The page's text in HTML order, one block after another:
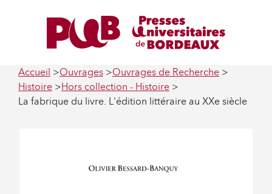
Accueil Ouvrages
Ouvrages de Recherche
Histoire
Hors collection - Histoire
La fabrique du livre. L'édition littéraire au XXe siècle